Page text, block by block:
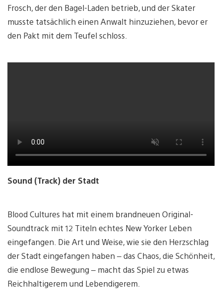
Frosch, der den Bagel-Laden betrieb, und der Skater
musste tatsächlich einen Anwalt hinzuziehen, bevor er
den Pakt mit dem Teufel schloss.
Sound (Track) der Stadt
Blood Cultures hat mit einem brandneuen Original-
Soundtrack mit 12 Titeln echtes New Yorker Leben
eingefangen. Die Art und Weise, wie sie den Herzschlag
der Stadt eingefangen haben – das Chaos, die Schönheit,
die endlose Bewegung – macht das Spiel zu etwas
Reichhaltigerem und Lebendigerem.